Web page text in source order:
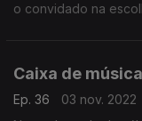
o convidado na
Caixa de
Ep. 36
03 nov. 2022